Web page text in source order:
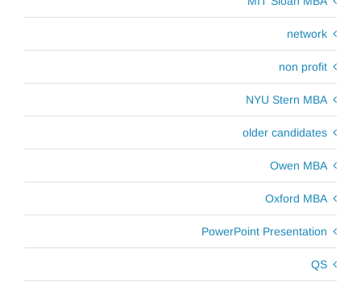
network
non profit
NYU Stern MBA
older candidates
Owen MBA
Oxford MBA
PowerPoint Presentation
QS